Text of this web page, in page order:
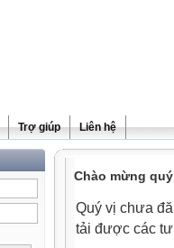
Trợ giúp Liên hệ
Chào mừng
Quý vị chưa
tải được các